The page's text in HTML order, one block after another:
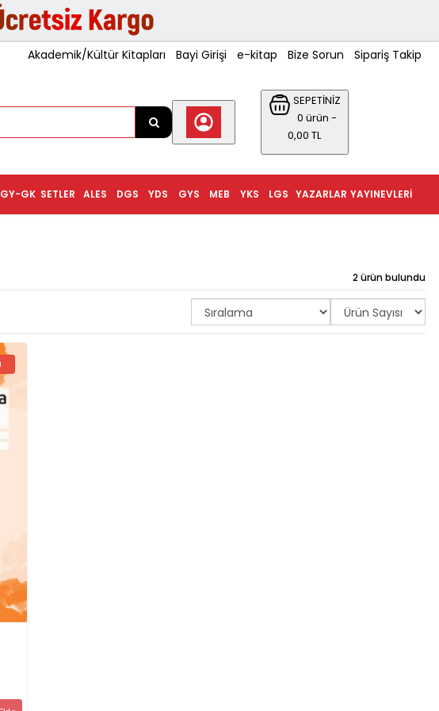
Akademik/Kültür Kitapları Bayi Girişi e-kitap Bize Sorun Sipariş Takip
SEPETİNİZ
0 ürün -
0,00 TL
YAYINEVLERI
YAZARLAR
LGS
YKS
MEB
GYS
YDS
DGS
ALES
SETLER
GY-GK
2 ürün bulundu